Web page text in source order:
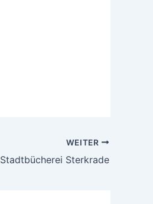
WEITER
Stadtbücherei Sterkrade